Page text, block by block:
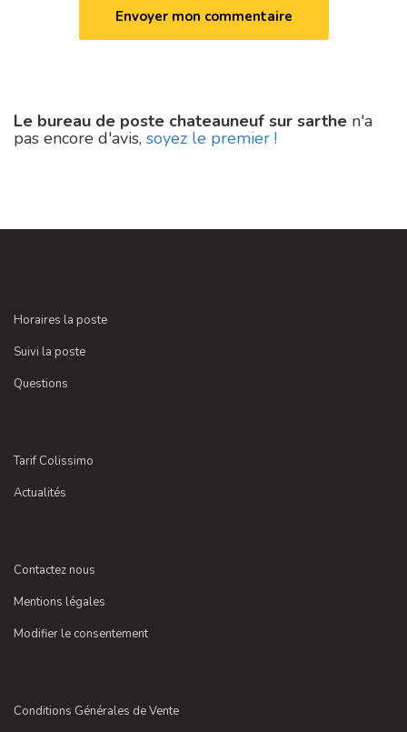
Le bureau de poste chateauneuf sur sarthe n'a
pas encore d'avis, soyez le premier !
Horaires la poste
Suivi la poste
Questions
Tarif Colissimo
Actualités
Contactez nous
Mentions légales
Modifier le consentement
Conditions Générales de Vente